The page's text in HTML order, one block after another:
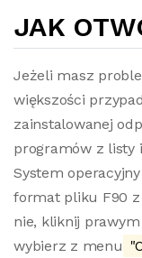
JAK
Jeżeli masz
większości
zainstalowanej
programów z listy
System
format pliku F90
nie, kliknij
wybierz z menu